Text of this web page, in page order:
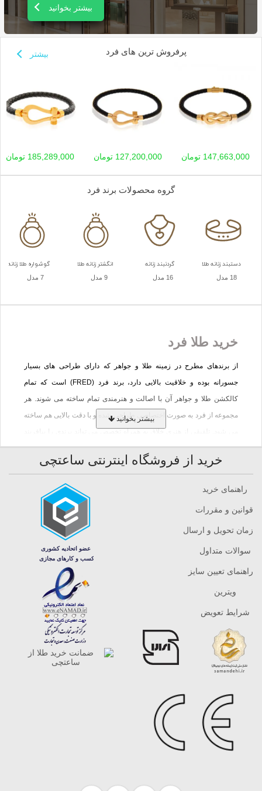
بیشتر بخوانید
پرفروش ترین های فرد بیشتر
147,663,000 تومان 127,200,000 تومان 185,289,000 تومان
گروه محصولات برند فرد
دستبند زنانه طلا
18 مدل
گردنبند زنانه
16 مدل
انگشتر زنانه طلا
9 مدل
گوشواره طلا زنانه
7 مدل
خرید طلا فرد
از برندهای مطرح در زمینه طلا و جواهر که دارای طراحی های بسیار
جسورانه بوده و خلاقیت بالایی دارد، برند فرد (FRED) است که تمام
کالکشن طلا و جواهر آن با اصالت و هنرمندی تمام ساخته می شوند. هر
مجموعه از فرد به صورت اختصاصی طراحی شده و با دقت بالایی هم ساخته
می شود. تلفیقی از هنری خلاق به همراه تخصص می تواند برندی را بیافریند
که نشان دهنده سلیقه ای خاص است. خرید طلا فرد برای افرادی که دنبال
طرحی با زیبایی فراوان و با ارزش هستند انتخاب مناسبی خواهد بود.
مینیمالیستی بوده که بیشترین محبوبیت را بین بانوان دارد. علاوه بر این،
کالکشن فرد برای آقایان هم طلا با ترکیبی از چرم دارد که بسیار شیک و
محبوب است و می تواند هدیه ای مناسبی برای آن ها باشد.
داستان برند فرد
سامویل فرد از همان ابتدا در خانواده ای بزرگ شد که با جواهرات و سنگ
های قیمتی در ارتباط بودند، اما آن چیزی که او را از دیگران متمایز کرد،
علاقه وی به مرواریدهای پرورشی و به خصوص الهام گرفتن از زیبایی های
طبیعی بود. در حقیقت طبیعت آرژانتین با دریاها و آفتاب درخشانش منبع
اصلی خلاقیت او بود و همین امر باعث شد که برند FRED به یک نام شناخته
شده در صنعت جواهرسازی تبدیل شود. سامویل فرد با بکارگیری بهترین
جواهراتی خلق کرد که هرکدام دنیایی از زیبایی و داستان را با خود به همراه
داشتند. همچنین، برند FRED توانسته با ترکیب آثار کلاسیک و مدرن و ارایه
طرح های جسورانه، توجه سلیقه های مختلف را جلب کند و از زنانی که به
بیشتر بخوانید
خرید از فروشگاه اینترنتی ساعتچی
راهنمای خرید
قوانین و مقررات
زمان تحویل و ارسال
سوالات متداول
راهنمای تعیین سایز
ویترین
شرایط تعویض